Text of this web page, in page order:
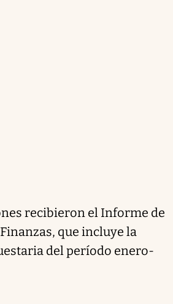
recibieron el Informe de
que incluye la
del período enero-